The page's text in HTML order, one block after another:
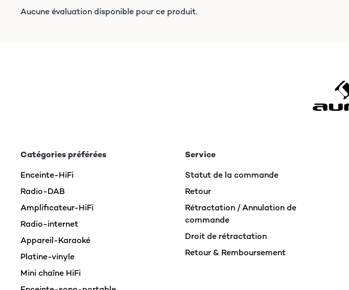
Aucune évaluation disponible pour ce produit.
Catégories préférées
Enceinte-HiFi
Radio-DAB
Amplificateur-HiFi
Radio-internet
Appareil-Karaoké
Platine-vinyle
Mini chaîne HiFi
Service
Statut de la commande
Retour
Rétractation / Annulation de
commande
Droit de rétractation
Retour & Remboursement